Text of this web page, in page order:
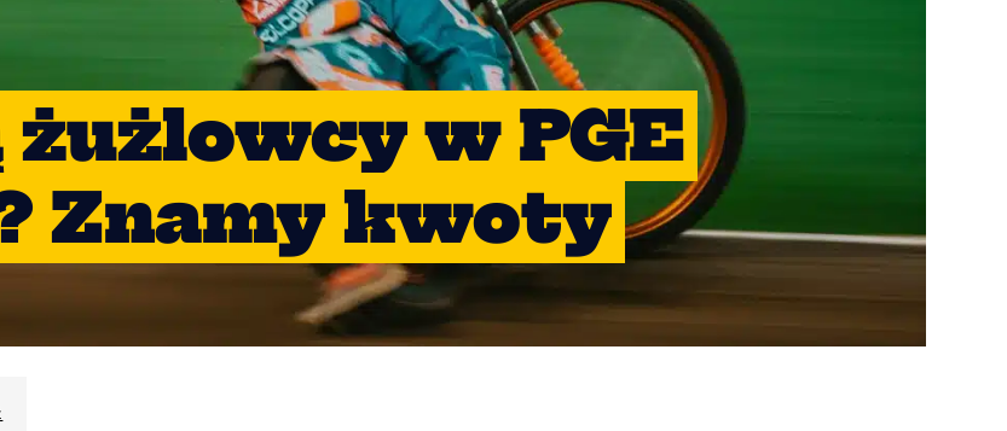
w PGE
Znamy kwoty